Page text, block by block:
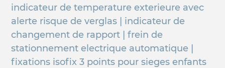
indicateur de temperature exterieure avec
alerte risque de verglas | indicateur de
changement de rapport | frein de
stationnement electrique automatique |
fixations isofix 3 points pour sieges enfants